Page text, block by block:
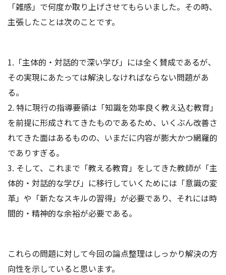
「雑感」で何度か取り上げさせてもらいました。その時、
主張したことは次のことです。
1.「主体的・対話的で深い学び」には全く賛成であるが、
その実現にあたっては解決しなければならない問題があ
る。
2. 特に現行の指導要領は「知識を効率良く教え込む教育」
を前提に形成されてきたものであるため、いくぶん改善さ
れてきた面はあるものの、いまだに内容が膨大かつ網羅的
でありすぎる。
3. そして、これまで「教える教育」をしてきた教師が「主
体的・対話的な学び」に移行していくためには「意識の変
革」や「新たなスキルの習得」が必要であり、それには時
間的・精神的な余裕が必要である。
これらの問題に対して今回の論点整理はしっかり解決の方
向性を示していると思います。